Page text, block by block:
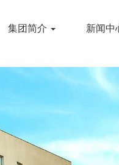
集团简介 新闻中